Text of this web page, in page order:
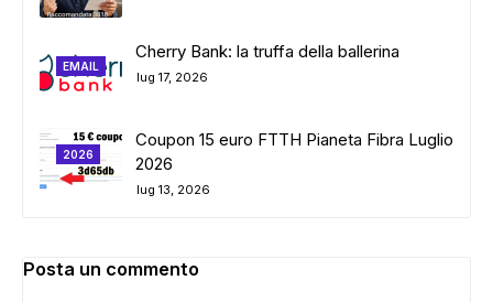
EMAIL
Cherry Bank: la truffa della ballerina
lug 17, 2026
2026
Coupon 15 euro FTTH Pianeta Fibra Luglio
2026
lug 13, 2026
Posta un commento